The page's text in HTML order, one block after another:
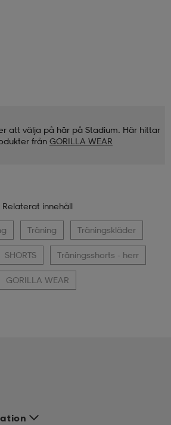
att välja på här på Stadium. Här hittar
från GORILLA WEAR
Relaterat innehåll
Träning Träningskläder
SHORTS Träningsshorts - herr
GORILLA WEAR